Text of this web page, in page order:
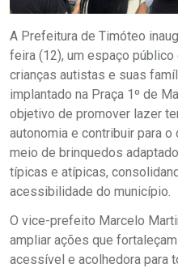
A Prefeitura de Timóteo
feira (12), um espaço
crianças autistas e suas
implantado na Praça 1º de
objetivo de promover lazer
autonomia e contribuir para
meio de brinquedos
típicas e atípicas,
acessibilidade do município.
O vice-prefeito Marcelo
ampliar ações que
acessível e acolhedora para